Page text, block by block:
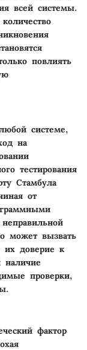
всей системы.
повлиять
системе,
на
тестирования
Стамбула
от
может вызвать
их доверие к
наличие
проверки,
фактор